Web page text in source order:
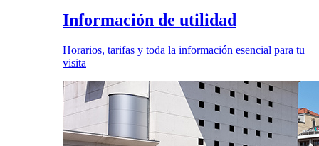
Información de utilidad
Horarios, tarifas y toda la información esencial para tu
visita